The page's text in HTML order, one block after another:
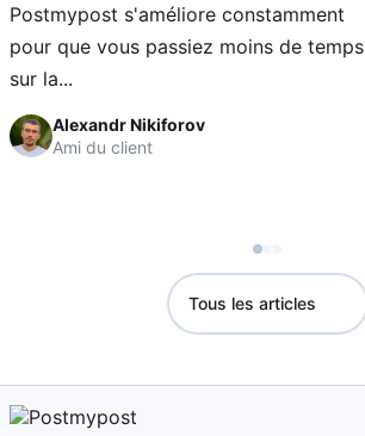
Postmypost s'améliore constamment
pour que vous passiez moins de temps
sur la...
Alexandr Nikiforov
Ami du client
Tous les articles